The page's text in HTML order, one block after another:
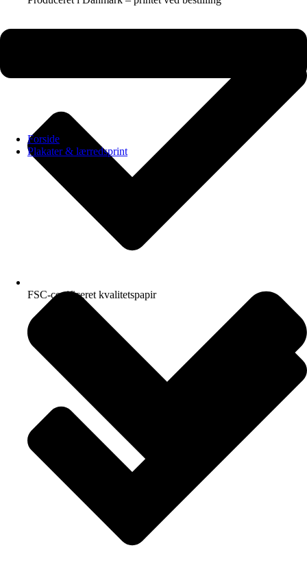
Forside
Plakater & lærredsprint
FSC-certificeret kvalitetspapir